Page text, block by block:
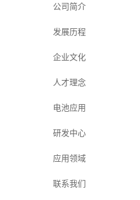
公司简介
发展历程
企业文化
人才理念
电池应用
研发中心
应用领域
联系我们